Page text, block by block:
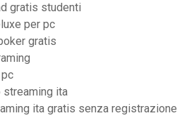
gratis studenti
per pc
gratis
streaming ita
ita gratis senza registrazione